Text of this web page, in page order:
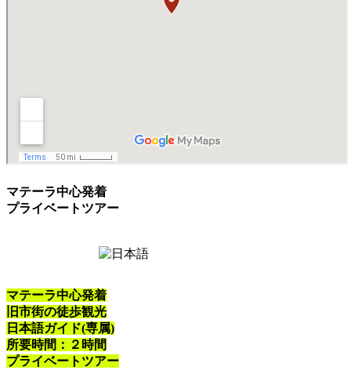
マテーラ中心発着
プライベートツアー
マテーラ中心発着
旧市街の徒歩観光
日本語ガイド(専属)
所要時間：２時間
プライベートツアー